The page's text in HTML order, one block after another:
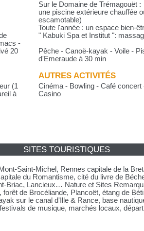
-
20
(1
à
Sur le Domaine de Trémagouët :
une piscine extérieure chauffée
escamotable)
Toute l'année : un espace bien-
" Kabuki Spa et Institut ":
Pêche - Canoë-kayak - Voile -
d'Emeraude à 30 min
AUTRES ACTIVITÉS
Cinéma - Bowling - Café
Casino
SITES TOURISTIQUES
Saint-Michel, Rennes capitale de la
du Romantisme, cité du livre de
Briac, Lancieux… Nature et Sites
de Brocéliande, Plancoët, étang de
sur le canal d'Ille & Rance, base
de musique, marchés locaux,